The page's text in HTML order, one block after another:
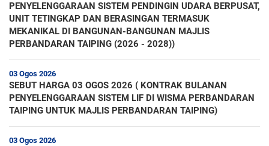
PENYELENGGARAAN SISTEM PENDINGIN UDARA BERPUSAT,
UNIT TETINGKAP DAN BERASINGAN TERMASUK
MEKANIKAL DI BANGUNAN-BANGUNAN MAJLIS
PERBANDARAN TAIPING (2026 - 2028))
03 Ogos 2026
SEBUT HARGA 03 OGOS 2026 ( KONTRAK BULANAN
PENYELENGGARAAN SISTEM LIF DI WISMA PERBANDARAN
TAIPING UNTUK MAJLIS PERBANDARAN TAIPING)
03 Ogos 2026